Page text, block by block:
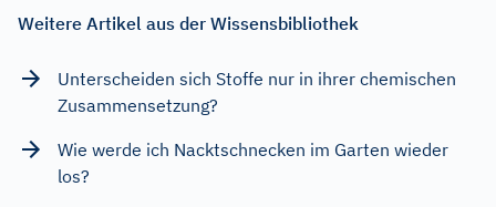
Weitere Artikel aus der Wissensbibliothek
Unterscheiden sich Stoffe nur in ihrer chemischen
Zusammensetzung?
Wie werde ich Nacktschnecken im Garten wieder
los?